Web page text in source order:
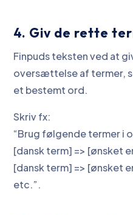
4. Giv de rette
Finpuds teksten ved at
oversættelse af termer,
et bestemt ord.
Skriv fx:
“Brug følgende termer i
[dansk term] => [ønsket
[dansk term] => [ønsket
etc.”.